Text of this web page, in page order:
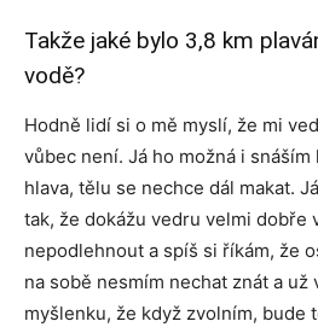
Takže jaké bylo 3,8 km
vodě?
Hodně lidí si o mě myslí, že mi
vůbec není. Já ho možná i
hlava, tělu se nechce dál makat.
tak, že dokážu vedru velmi dobře
nepodlehnout a spíš si říkám, že
na sobě nesmím nechat znát a
myšlenku, že když zvolním, bude